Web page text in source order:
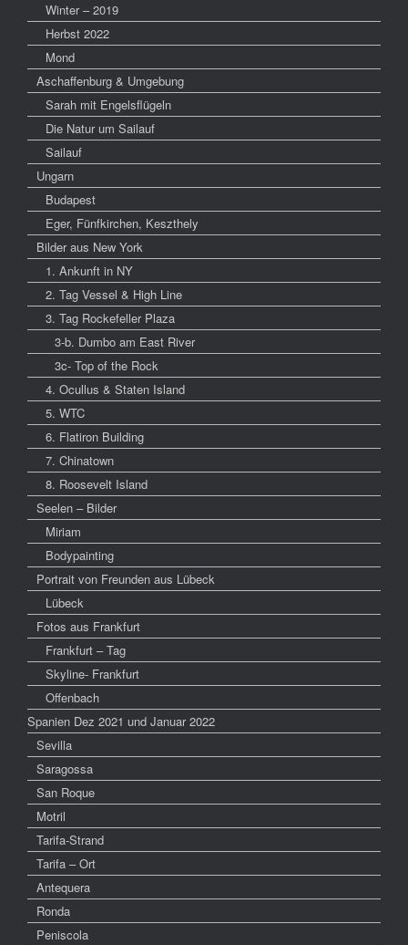
Winter – 2019
Herbst 2022
Mond
Aschaffenburg & Umgebung
Sarah mit Engelsflügeln
Die Natur um Sailauf
Sailauf
Ungarn
Budapest
Eger, Fünfkirchen, Keszthely
Bilder aus New York
1. Ankunft in NY
2. Tag Vessel & High Line
3. Tag Rockefeller Plaza
3-b. Dumbo am East River
3c- Top of the Rock
4. Ocullus & Staten Island
5. WTC
6. Flatiron Building
7. Chinatown
8. Roosevelt Island
Seelen – Bilder
Miriam
Bodypainting
Portrait von Freunden aus Lübeck
Lübeck
Fotos aus Frankfurt
Frankfurt – Tag
Skyline- Frankfurt
Offenbach
Spanien Dez 2021 und Januar 2022
Sevilla
Saragossa
San Roque
Motril
Tarifa-Strand
Tarifa – Ort
Antequera
Ronda
Peniscola